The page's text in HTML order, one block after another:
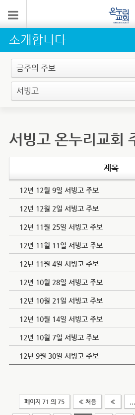
소개합니다
금주의 주보
서빙고
서빙고 온누리교회
제목
12년 12월 9일 서빙고 주보
12년 12월 2일 서빙고 주보
12년 11월 25일 서빙고 주보
12년 11월 11일 서빙고 주보
12년 11월 4일 서빙고 주보
12년 10월 28일 서빙고 주보
12년 10월 21일 서빙고 주보
12년 10월 14일 서빙고 주보
12년 10월 7일 서빙고 주보
12년 9월 30일 서빙고 주보
페이지 71 의 75 « 처음 «